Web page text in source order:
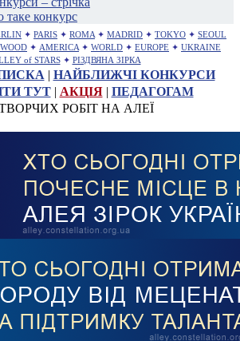
конкурс
✦ PARIS ✦ ROMA ✦ MADRID ✦ TOKYO ✦ SEOUL
✦ AMERICA ✦ WORLD ✦ EUROPE ✦ UKRAINE
of STARS ✦ РІЗДВЯНА ЗІРКА
| НАЙБЛИЖЧІ КОНКУРСИ
ТУТ| АКЦІЯ| ПЕДАГОГАМ
РОБІТ НА АЛЕЇ